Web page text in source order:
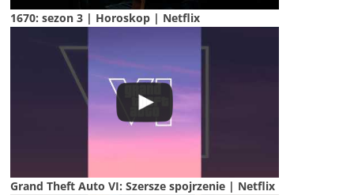
1670: sezon 3 | Horoskop | Netflix
Grand Theft Auto VI: Szersze spojrzenie | Netflix